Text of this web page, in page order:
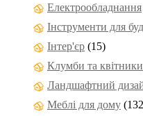
Електрообладнання
Інструменти для
Інтер'єр (15)
Клумби та квітники
Ландшафтний
Меблі для дому